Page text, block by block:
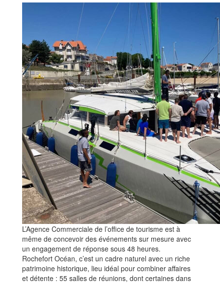
L’Agence Commerciale de l’office de tourisme est à
même de concevoir des événements sur mesure avec
un engagement de réponse sous 48 heures.
Rochefort Océan, c’est un cadre naturel avec un riche
patrimoine historique, lieu idéal pour combiner affaires
et détente : 55 salles de réunions, dont certaines dans